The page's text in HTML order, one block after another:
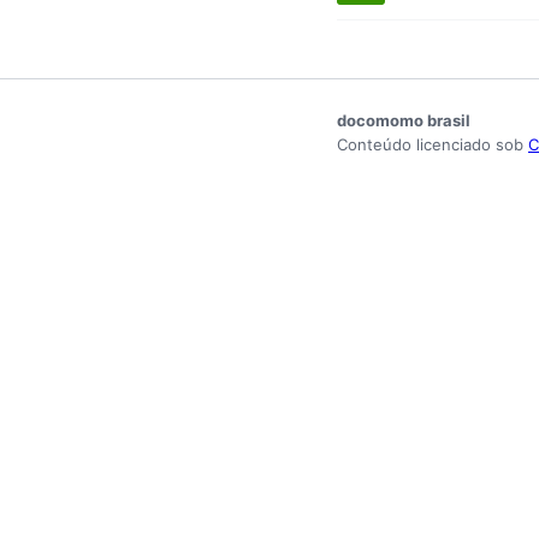
docomomo brasil
Conteúdo licenciado sob